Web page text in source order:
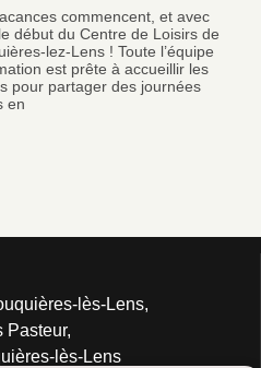
commencent, et avec
début du Centre de Loisirs de
lez-Lens ! Toute l’équipe
est prête à accueillir les
pour partager des journées
en
lès-Lens,
Pasteur,
lès-Lens